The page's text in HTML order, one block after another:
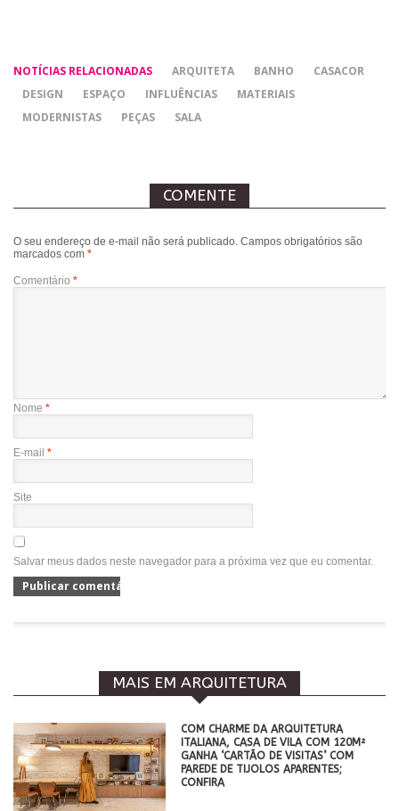
NOTÍCIAS RELACIONADAS ARQUITETA BANHO
CASACOR
DESIGN
ESPAÇO INFLUÊNCIAS
MATERIAIS
MODERNISTAS
PEÇAS SALA
COMENTE
O seu endereço de e-mail não será publicado. Campos obrigatórios são
marcados com *
Comentário *
Nome *
E-mail *
Site
Salvar meus dados neste navegador para a próxima vez que eu comentar.
MAIS EM ARQUITETURA
COM CHARME DA ARQUITETURA
ITALIANA, CASA DE VILA COM 120M²
GANHA ‘CARTÃO DE VISITAS’ COM
PAREDE DE TIJOLOS APARENTES;
CONFIRA